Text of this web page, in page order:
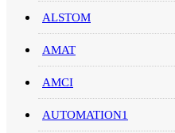
ALSTOM
AMAT
AMCI
AUTOMATION1